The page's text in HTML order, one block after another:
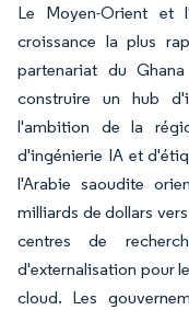
Le Moyen-Orient et
croissance la plus
partenariat du
construire un hub
l'ambition de la
d'ingénierie IA et
l'Arabie saoudite
milliards de dollars
centres de
d'externalisation pour
cloud. Les